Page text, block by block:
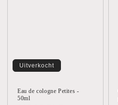
Uitverkocht
Eau de cologne Petites -
50ml